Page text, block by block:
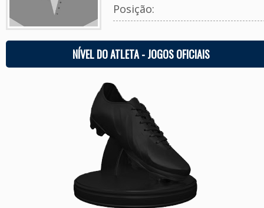
Posição:
NÍVEL DO ATLETA - JOGOS OFICIAIS